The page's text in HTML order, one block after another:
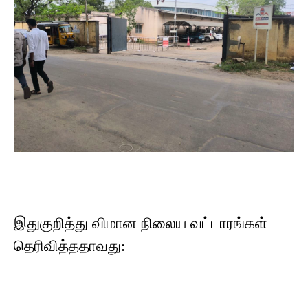
இதுகுறித்து விமான நிலைய வட்டாரங்கள்
தெரிவித்ததாவது: